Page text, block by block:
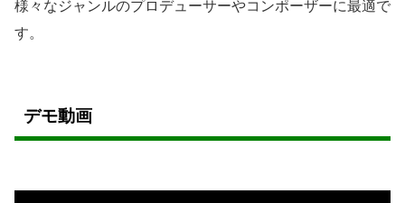
様々なジャンルのプロデューサーやコンポーザーに最適で
す。
デモ動画